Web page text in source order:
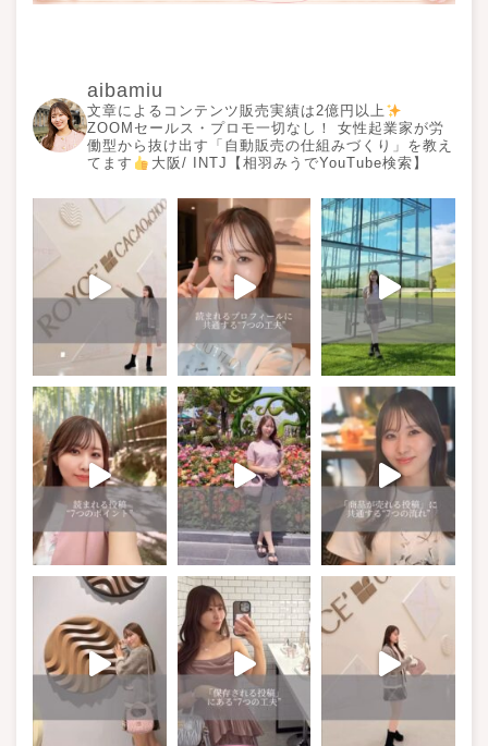
aibamiu
文章によるコンテンツ販売実績は2億円以上
ZOOMセールス・プロモ一切なし！ 女性起業家が労
働型から抜け出す「自動販売の仕組みづくり」を教え
てます
大阪/ INTJ【相羽みうでYouTube検索】